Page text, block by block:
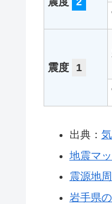
震度 1
出典：
地震マ
震源地
岩手県